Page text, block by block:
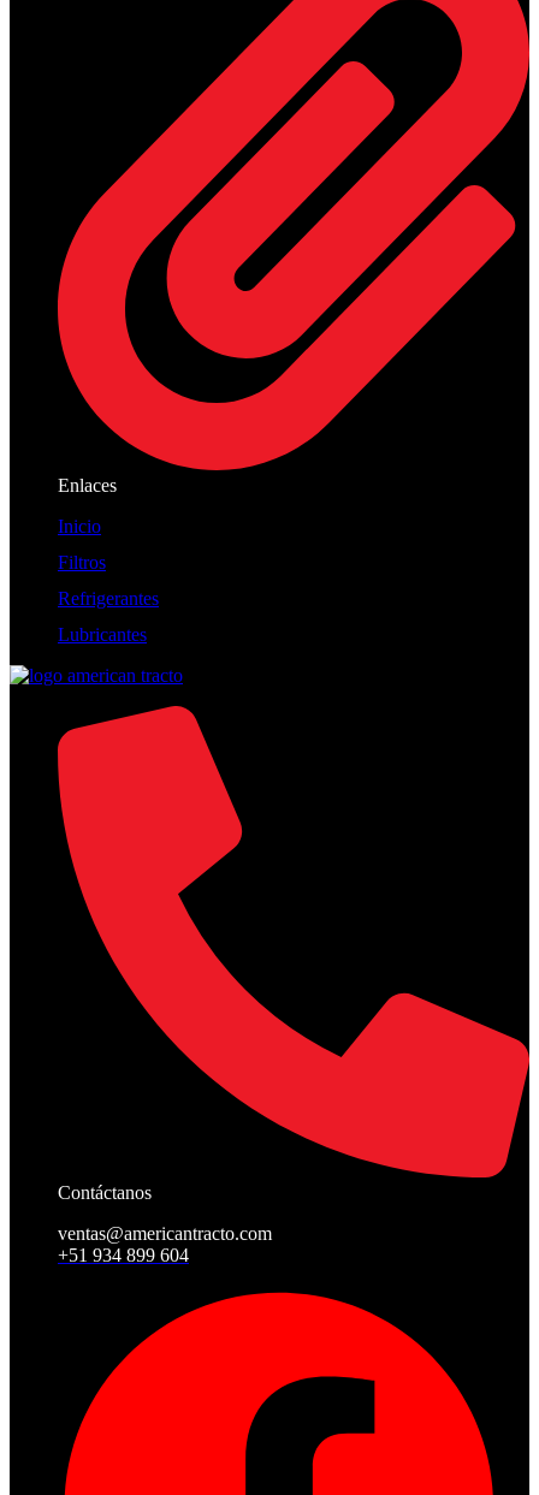
Enlaces
Inicio
Filtros
Refrigerantes
Lubricantes
Contáctanos
ventas@americantracto.com
+51 934 899 604